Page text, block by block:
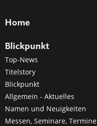
Home
Blickpunkt
Top-News
Titelstory
Blickpunkt
Allgemein - Aktuelles
Namen und Neuigkeiten
Messen, Seminare, Termine